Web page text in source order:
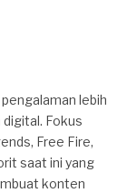
lebih
digital. Fokus
Free Fire,
saat ini yang
konten